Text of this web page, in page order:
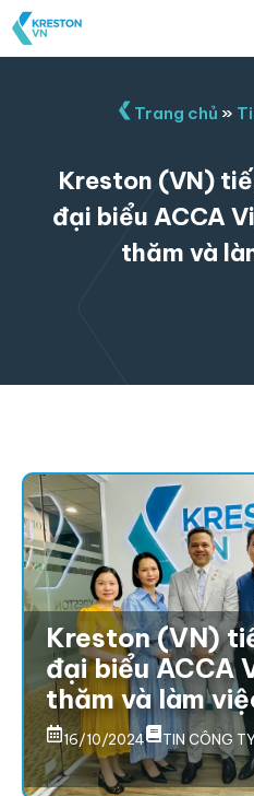
Skip
to
Trang chủ »
Kreston (VN)
đại biểu ACCA
thăm và
Kreston (VN)
đại biểu ACCA
thăm và làm
16/10/2024 TIN CÔNG